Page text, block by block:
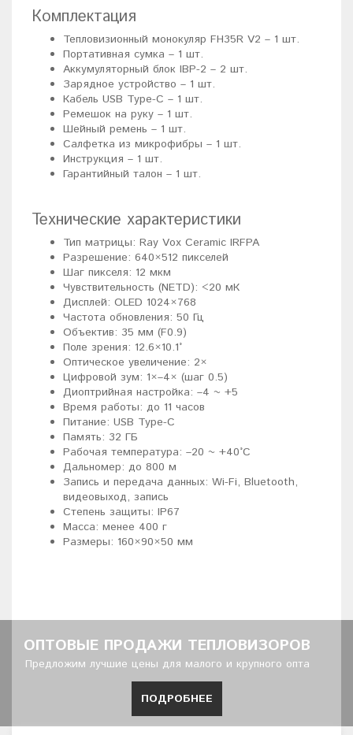
Комплектация
Тепловизионный монокуляр FH35R V2 – 1 шт.
Портативная сумка – 1 шт.
Аккумуляторный блок IBP-2 – 2 шт.
Зарядное устройство – 1 шт.
Кабель USB Type-C – 1 шт.
Ремешок на руку – 1 шт.
Шейный ремень – 1 шт.
Салфетка из микрофибры – 1 шт.
Инструкция – 1 шт.
Гарантийный талон – 1 шт.
Технические характеристики
Тип матрицы: Ray Vox Ceramic IRFPA
Разрешение: 640×512 пикселей
Шаг пикселя: 12 мкм
Чувствительность (NETD): <20 мК
Дисплей: OLED 1024×768
Частота обновления: 50 Гц
Объектив: 35 мм (F0.9)
Поле зрения: 12.6×10.1°
Оптическое увеличение: 2×
Цифровой зум: 1×–4× (шаг 0.5)
Диоптрийная настройка: –4 ~ +5
Время работы: до 11 часов
Питание: USB Type-C
Память: 32 ГБ
Рабочая температура: –20 ~ +40°C
Дальномер: до 800 м
Запись и передача данных: Wi-Fi, Bluetooth,
видеовыход, запись
Степень защиты: IP67
Масса: менее 400 г
Размеры: 160×90×50 мм
ОПТОВЫЕ ПРОДАЖИ ТЕПЛОВИЗОРОВ
Предложим лучшие цены для малого и крупного опта
ПОДРОБНЕЕ